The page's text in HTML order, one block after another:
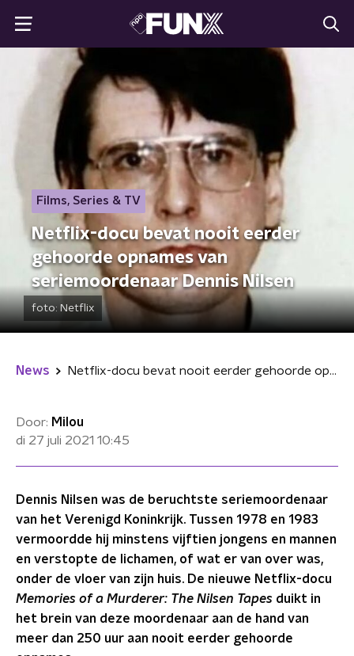
Films, Series & TV
Netflix-docu bevat nooit eerder
gehoorde opnames van
seriemoordenaar Dennis Nilsen
foto: Netflix
News Netflix-docu bevat nooit eerder gehoorde opnames van seriemoordenaar Dennis Nilsen
Door: Milou
di 27 juli 2021 10:45
Dennis Nilsen was de beruchtste seriemoordenaar
van het Verenigd Koninkrijk. Tussen 1978 en 1983
vermoordde hij minstens vijftien jongens en mannen
en verstopte de lichamen, of wat er van over was,
onder de vloer van zijn huis. De nieuwe Netflix-docu
Memories of a Murderer: The Nilsen Tapes duikt in
het brein van deze moordenaar aan de hand van
meer dan 250 uur aan nooit eerder gehoorde